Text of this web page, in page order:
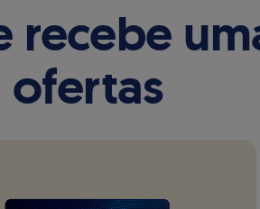
recebe
ofertas